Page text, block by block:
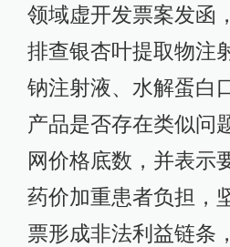
领域虚开发票案发函
排查银杏叶提取物注
钠注射液、水解蛋白
产品是否存在类似问
网价格底数，并表示
药价加重患者负担，
票形成非法利益链条